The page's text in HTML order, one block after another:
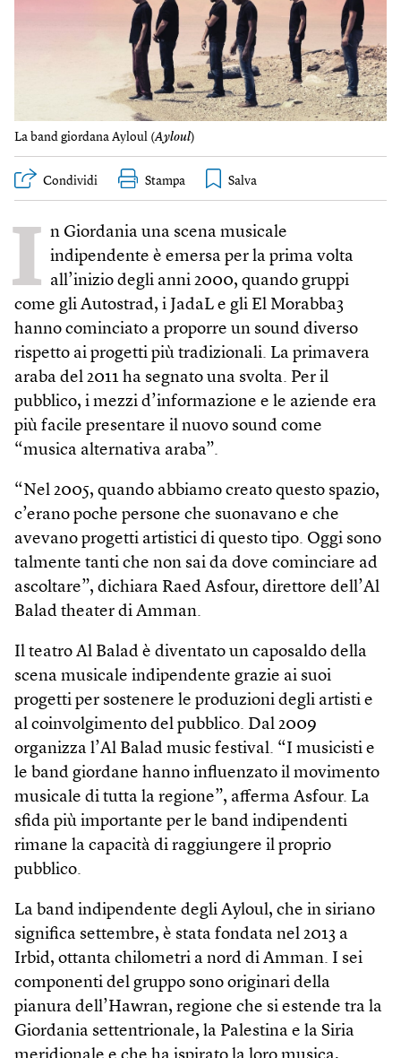
La band giordana Ayloul (Ayloul)
Condividi Stampa
I n Giordania una scena musicale
indipendente è emersa per la prima volta
all’inizio degli anni 2000, quando gruppi
come gli Autostrad, i JadaL e gli El Morabba3
hanno cominciato a proporre un sound diverso
rispetto ai progetti più tradizionali. La primavera
araba del 2011 ha segnato una svolta. Per il
pubblico, i mezzi d’informazione e le aziende era
più facile presentare il nuovo sound come
“musica alternativa araba”.
“Nel 2005, quando abbiamo creato questo spazio,
c’erano poche persone che suonavano e che
avevano progetti artistici di questo tipo. Oggi sono
talmente tanti che non sai da dove cominciare ad
ascoltare”, dichiara Raed Asfour, direttore dell’Al
Balad theater di Amman.
Il teatro Al Balad è diventato un caposaldo della
scena musicale indipendente grazie ai suoi
progetti per sostenere le produzioni degli artisti e
al coinvolgimento del pubblico. Dal 2009
organizza l’Al Balad music festival. “I musicisti e
le band giordane hanno influenzato il movimento
musicale di tutta la regione”, afferma Asfour. La
sfida più importante per le band indipendenti
rimane la capacità di raggiungere il proprio
pubblico.
La band indipendente degli Ayloul, che in siriano
significa settembre, è stata fondata nel 2013 a
Irbid, ottanta chilometri a nord di Amman. I sei
componenti del gruppo sono originari della
pianura dell’Hawran, regione che si estende tra la
Giordania settentrionale, la Palestina e la Siria